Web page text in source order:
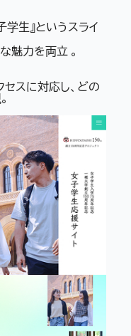
生』というスライ
魅力を両立 。
スに対応し、どの